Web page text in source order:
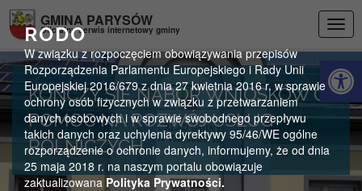
RODO
W związku z rozpoczęciem obowiązywania przepisów
Rozporządzenia Parlamentu Europejskiego i Rady Unii
Europejskiej 2016/679 z dnia 27 kwietnia 2016 r. w sprawie
ochrony osób fizycznych w związku z przetwarzaniem
danych osobowych i w sprawie swobodnego przepływu
takich danych oraz uchylenia dyrektywy 95/46/WE ogólne
rozporządzenie o ochronie danych, informujemy, że od dnia
25 maja 2018 r. na naszym portalu obowiązuje
zaktualizowana Polityka Prywatności.
GMINA PARYSÓW
Oficjalny serwis internetowy gminy
KOŃCZY SIĘ NABÓR WNIOSKÓW O
POMOC NA ROZWÓJ USŁUG
ROLNICZYCH